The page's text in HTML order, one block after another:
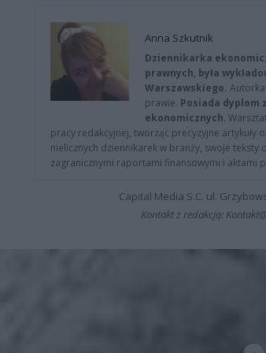
Anna Szkutnik
Dziennikarka
prawnych, była
Warszawskiego.
prawie. Posiada dyplom
ekonomicznych.
pracy redakcyjnej, tworząc precyzyjne artykuły
nielicznych dziennikarek w branży, swoje
zagranicznymi raportami finansowymi i aktami
Capital Media S.C. ul.
Kontakt z redakcją: